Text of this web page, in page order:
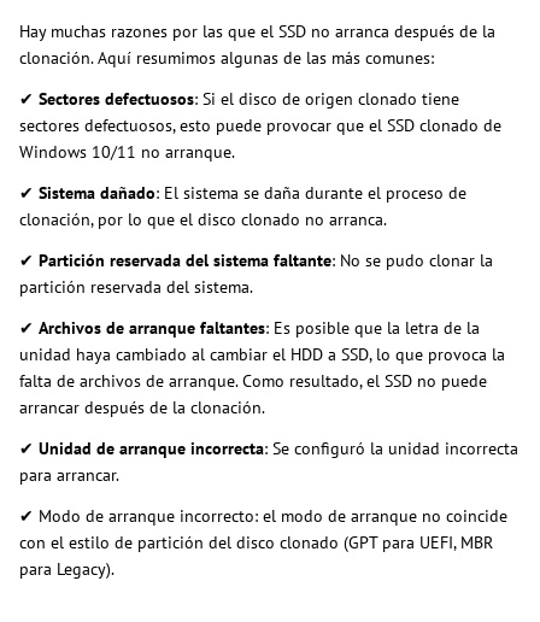
Hay muchas razones por las que el SSD no arranca después de la
clonación. Aquí resumimos algunas de las más comunes:
✔ Sectores defectuosos: Si el disco de origen clonado tiene
sectores defectuosos, esto puede provocar que el SSD clonado de
Windows 10/11 no arranque.
✔ Sistema dañado: El sistema se daña durante el proceso de
clonación, por lo que el disco clonado no arranca.
✔ Partición reservada del sistema faltante: No se pudo clonar la
partición reservada del sistema.
✔ Archivos de arranque faltantes: Es posible que la letra de la
unidad haya cambiado al cambiar el HDD a SSD, lo que provoca la
falta de archivos de arranque. Como resultado, el SSD no puede
arrancar después de la clonación.
✔ Unidad de arranque incorrecta: Se configuró la unidad incorrecta
para arrancar.
✔ Modo de arranque incorrecto: el modo de arranque no coincide
con el estilo de partición del disco clonado (GPT para UEFI, MBR
para Legacy).